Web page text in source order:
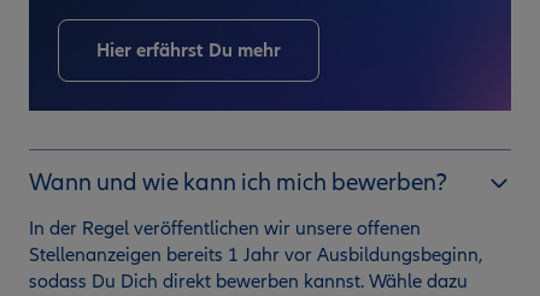
Hier erfährst Du mehr
Wann und wie kann ich mich bewerben?
In der Regel veröffentlichen wir unsere offenen
Stellenanzeigen bereits 1 Jahr vor Ausbildungsbeginn,
sodass Du Dich direkt bewerben kannst. Wähle dazu